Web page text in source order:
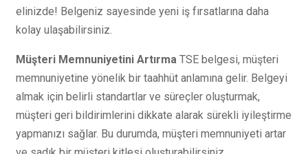
elinizde! Belgeniz sayesinde yeni iş fırsatlarına daha
kolay ulaşabilirsiniz.
Müşteri Memnuniyetini Artırma TSE belgesi, müşteri
memnuniyetine yönelik bir taahhüt anlamına gelir. Belgeyi
almak için belirli standartlar ve süreçler oluşturmak,
müşteri geri bildirimlerini dikkate alarak sürekli iyileştirme
yapmanızı sağlar. Bu durumda, müşteri memnuniyeti artar